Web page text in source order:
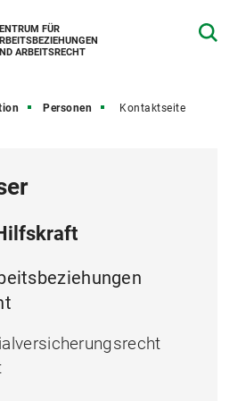
FÜR
ARBEITSRECHT
Personen Kontaktseite